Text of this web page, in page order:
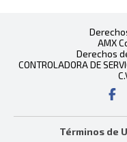
AMX
Derechos
CONTROLADORA DE
Términos de